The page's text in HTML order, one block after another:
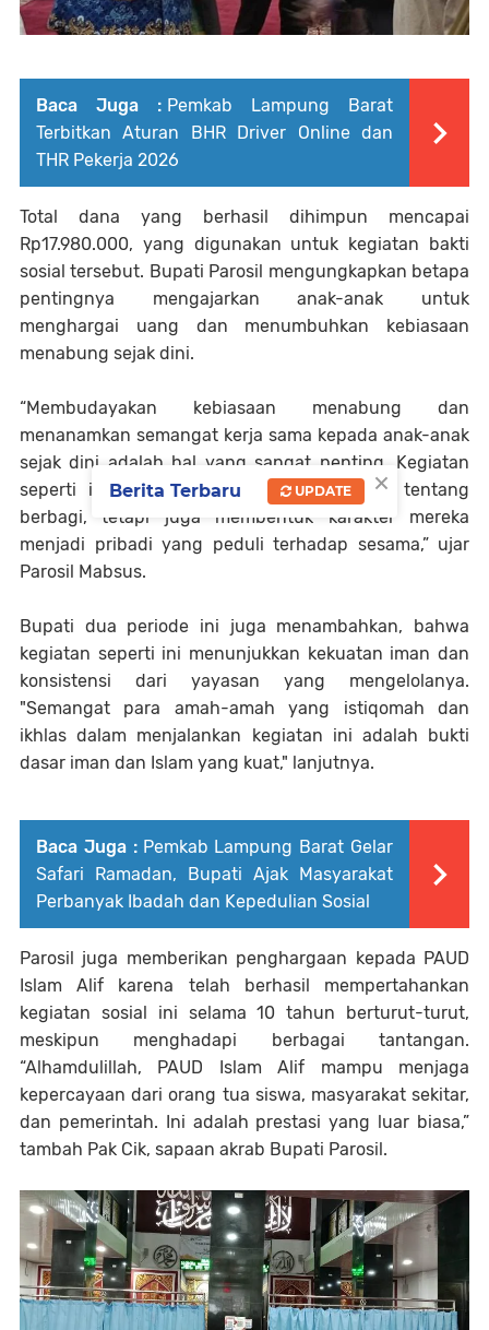
Baca Juga : Pemkab Lampung Barat
Terbitkan Aturan BHR Driver Online dan
THR Pekerja 2026
Total dana yang berhasil dihimpun mencapai
Rp17.980.000, yang digunakan untuk kegiatan bakti
sosial tersebut. Bupati Parosil mengungkapkan betapa
pentingnya mengajarkan anak-anak untuk
menghargai uang dan menumbuhkan kebiasaan
menabung sejak dini.
“Membudayakan kebiasaan menabung dan
menanamkan semangat kerja sama kepada anak-anak
sejak dini adalah hal yang sangat penting. Kegiatan
seperti ini tidak hanya mengajarkan anak tentang
berbagi, tetapi juga membentuk karakter mereka
menjadi pribadi yang peduli terhadap sesama,” ujar
Parosil Mabsus.
Bupati dua periode ini juga menambahkan, bahwa
kegiatan seperti ini menunjukkan kekuatan iman dan
konsistensi dari yayasan yang mengelolanya.
"Semangat para amah-amah yang istiqomah dan
ikhlas dalam menjalankan kegiatan ini adalah bukti
dasar iman dan Islam yang kuat," lanjutnya.
Baca Juga : Pemkab Lampung Barat Gelar
Safari Ramadan, Bupati Ajak Masyarakat
Perbanyak Ibadah dan Kepedulian Sosial
Parosil juga memberikan penghargaan kepada PAUD
Islam Alif karena telah berhasil mempertahankan
kegiatan sosial ini selama 10 tahun berturut-turut,
meskipun menghadapi berbagai tantangan.
“Alhamdulillah, PAUD Islam Alif mampu menjaga
kepercayaan dari orang tua siswa, masyarakat sekitar,
dan pemerintah. Ini adalah prestasi yang luar biasa,”
tambah Pak Cik, sapaan akrab Bupati Parosil.
×
Berita Terbaru UPDATE